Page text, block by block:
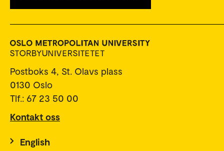
Postboks 4, St. Olavs plass
0130 Oslo
Tlf.: 67 23 50 00
Kontakt oss
English